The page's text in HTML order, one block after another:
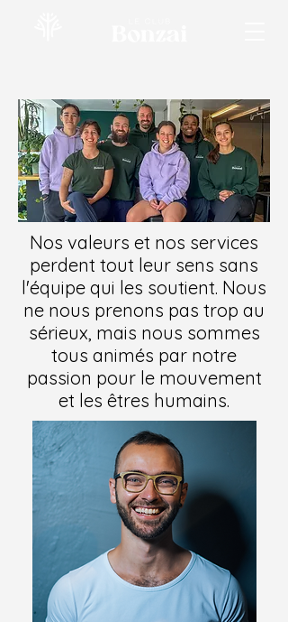
Nos valeurs et nos services
perdent tout leur sens sans
l'équipe qui les soutient. Nous
ne nous prenons pas trop au
sérieux, mais nous sommes
tous animés par notre
passion pour le mouvement
et les êtres humains.